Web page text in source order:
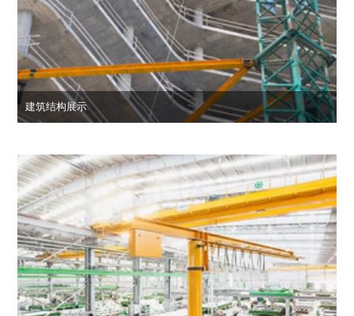
建筑结构展示